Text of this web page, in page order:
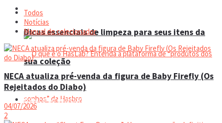
Manual do colecionador
Dicas essenciais de limpeza para seus itens da
sua coleção
Espaço do colecionador
Todos
Notícias
Manual do colecionador
NECA atualiza pré-venda da figura de Baby Firefly (Os
Rejeitados do Diabo)
04/07/2026
2